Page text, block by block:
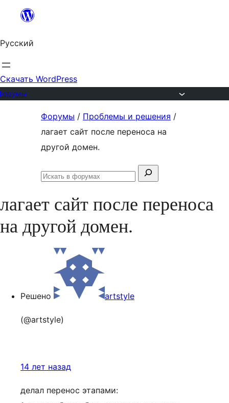
Перейти
содержимому
Русский
Скачать WordPress
содержимому
Форумы / Проблемы и решения /
лагает сайт после переноса на
другой домен.
Поиск:
Искать
лагает сайт после переноса
на другой домен.
Решено artstyle
(@artstyle)
14 лет назад
делал перенос этапами: